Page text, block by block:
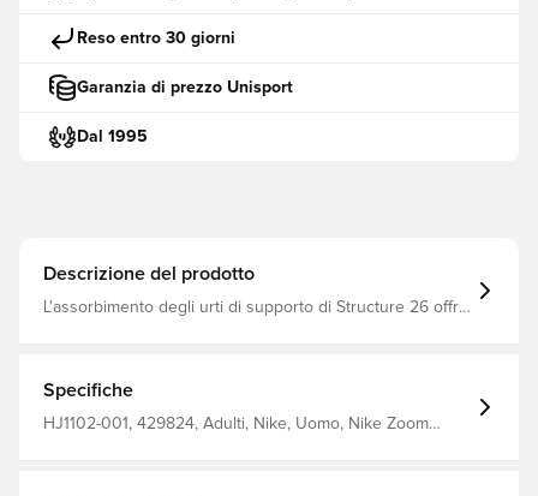
Reso entro 30 giorni
Garanzia di prezzo Unisport
Dal 1995
Descrizione del prodotto
L'assorbimento degli urti di supporto di Structure 26 offre
collaudato sistema di supporto del mesopiede avvolge
l'arco e il tallone per creare una piattaforma solida.
Specifiche
HJ1102-001, 429824, Adulti, Nike, Uomo, Nike Zoom